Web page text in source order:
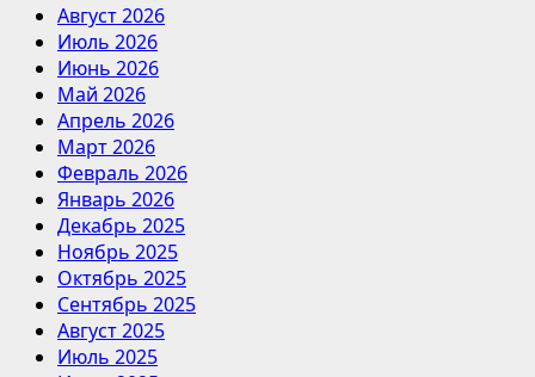
Август 2026
Июль 2026
Июнь 2026
Май 2026
Апрель 2026
Март 2026
Февраль 2026
Январь 2026
Декабрь 2025
Ноябрь 2025
Октябрь 2025
Сентябрь 2025
Август 2025
Июль 2025